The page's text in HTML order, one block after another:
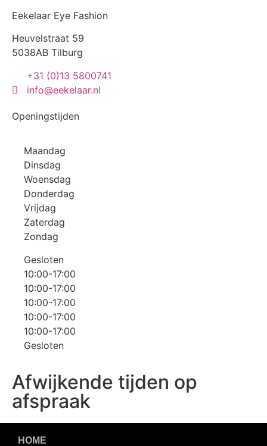
Eekelaar Eye Fashion
Heuvelstraat 59
5038AB Tilburg
+31 (0)13 5800741
info@eekelaar.nl
Openingstijden
Maandag
Dinsdag
Woensdag
Donderdag
Vrijdag
Zaterdag
Zondag
Gesloten
10:00-17:00
10:00-17:00
10:00-17:00
10:00-17:00
10:00-17:00
Gesloten
Afwijkende tijden op
afspraak
HOME